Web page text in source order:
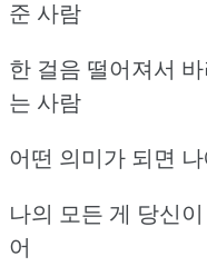
준 사람
한 걸음 떨어져서
는 사람
어떤 의미가 되면
나의 모든 게 당신
어